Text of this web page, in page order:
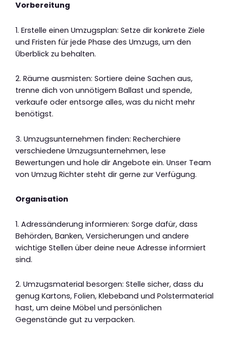
Vorbereitung
1. Erstelle einen Umzugsplan: Setze dir konkrete Ziele
und Fristen für jede Phase des Umzugs, um den
Überblick zu behalten.
2. Räume ausmisten: Sortiere deine Sachen aus,
trenne dich von unnötigem Ballast und spende,
verkaufe oder entsorge alles, was du nicht mehr
benötigst.
3. Umzugsunternehmen finden: Recherchiere
verschiedene Umzugsunternehmen, lese
Bewertungen und hole dir Angebote ein. Unser Team
von Umzug Richter steht dir gerne zur Verfügung.
Organisation
1. Adressänderung informieren: Sorge dafür, dass
Behörden, Banken, Versicherungen und andere
wichtige Stellen über deine neue Adresse informiert
sind.
2. Umzugsmaterial besorgen: Stelle sicher, dass du
genug Kartons, Folien, Klebeband und Polstermaterial
hast, um deine Möbel und persönlichen
Gegenstände gut zu verpacken.